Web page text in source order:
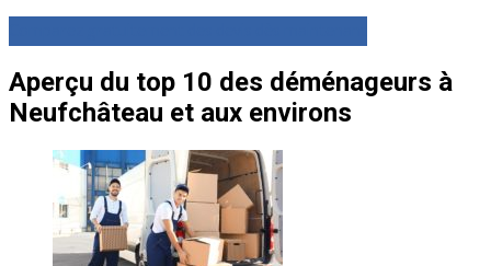
Aperçu du top 10 des déménageurs à
Neufchâteau et aux environs